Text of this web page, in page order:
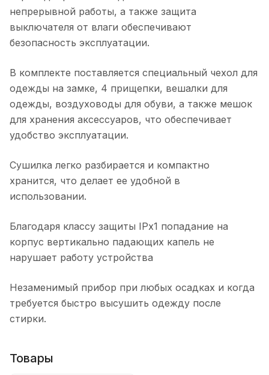
непрерывной работы, а также защита
выключателя от влаги обеспечивают
безопасность эксплуатации.
В комплекте поставляется специальный чехол для
одежды на замке, 4 прищепки, вешалки для
одежды, воздуховоды для обуви, а также мешок
для хранения аксессуаров, что обеспечивает
удобство эксплуатации.
Сушилка легко разбирается и компактно
хранится, что делает ее удобной в
использовании.
Благодаря классу защиты IPx1 попадание на
корпус вертикально падающих капель не
нарушает работу устройства
Незаменимый прибор при любых осадках и когда
требуется быстро высушить одежду после
стирки.
Товары